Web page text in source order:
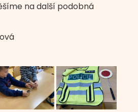
na další podobná